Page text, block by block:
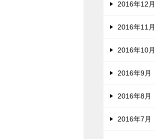
2016年12月
2016年11月
2016年10月
2016年9月
2016年8月
2016年7月